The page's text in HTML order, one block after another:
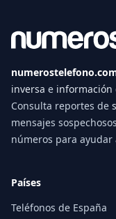
inversa e información
Consulta reportes de
mensajes
números para
Países
Teléfonos de España